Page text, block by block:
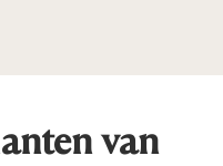
van